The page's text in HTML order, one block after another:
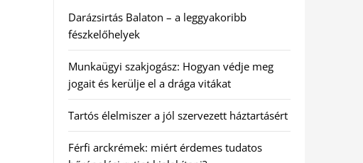
Darázsirtás Balaton – a leggyakoribb
fészkelőhelyek
Munkaügyi szakjogász: Hogyan védje meg
jogait és kerülje el a drága vitákat
Tartós élelmiszer a jól szervezett háztartásért
Férfi arckrémek: miért érdemes tudatos